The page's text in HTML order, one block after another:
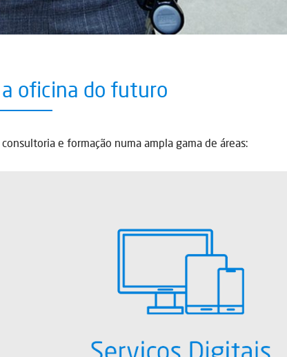
oficina do futuro
e formação numa ampla gama de áreas: